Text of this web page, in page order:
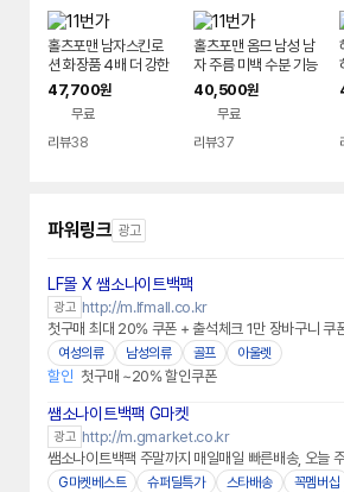
홀츠포맨 남자스킨로
션 화장품 4배 더 강한
미백 화이트닝 남성스
킨로션 2종 세트
47,700원
무료
리뷰38
홀츠포맨 옴므 남성 남
자 주름 미백 수분 기능
성 올인원 화장품 100
0ml
40,500원
무료
리뷰37
파워링크 광고
LF몰 X 쌤소나이트백팩
광고 http://m.lfmall.co.kr
첫구매 최대 20% 쿠폰 + 출석체크 1만 장바구니 쿠
여성의류 남성의류 골프 아울렛
할인 첫구매 ~20% 할인쿠폰
쌤소나이트백팩 G마켓
광고 http://m.gmarket.co.kr
쌤소나이트백팩 주말까지 매일매일 빠른배송, 오늘
G마켓베스트 슈퍼딜특가 스타배송 꼭멤버십